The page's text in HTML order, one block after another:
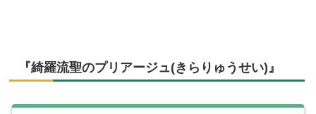
『綺羅流聖のプリアージュ(きらりゅうせい)』